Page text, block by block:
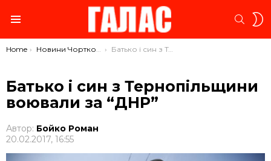
You are here:
Home Новини Чорткова Батько і син з Тернопільщини воювали за “ДНР”
Батько і син з Тернопільщини
воювали за “ДНР”
Автор: Бойко Роман
20.02.2017, 16:55